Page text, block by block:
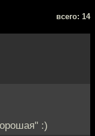
всего: 14
:)